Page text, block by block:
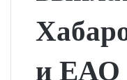
и ЕАО